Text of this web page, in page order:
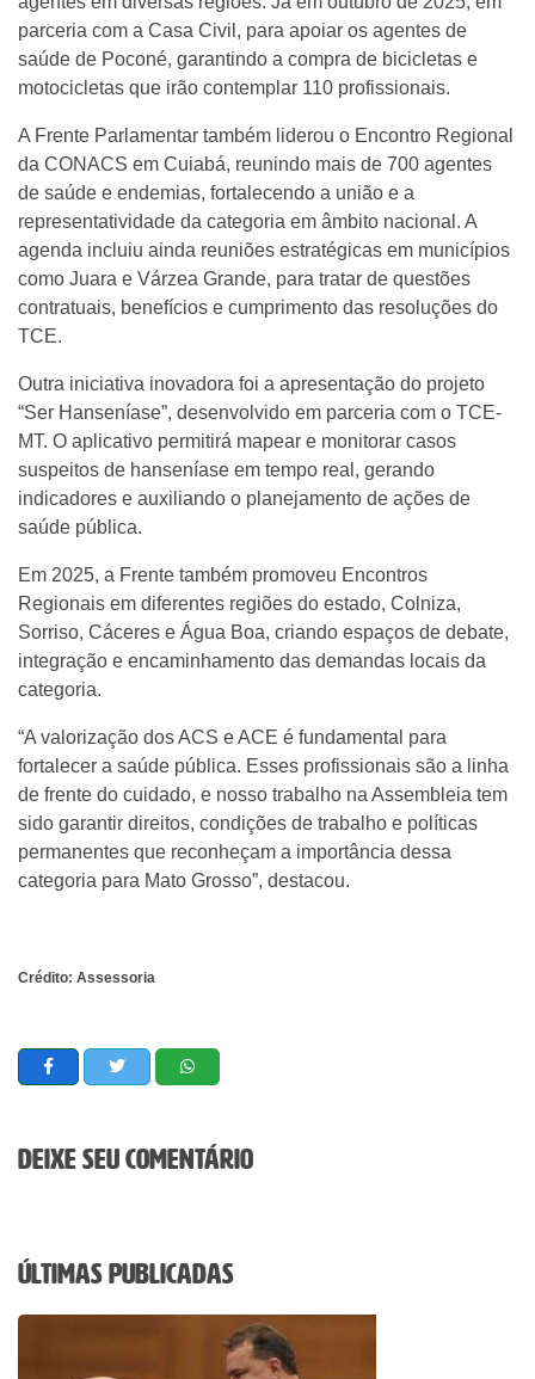
parceria com a Casa Civil, para apoiar os agentes de
saúde de Poconé, garantindo a compra de bicicletas e
motocicletas que irão contemplar 110 profissionais.
A Frente Parlamentar também liderou o Encontro Regional
da CONACS em Cuiabá, reunindo mais de 700 agentes
de saúde e endemias, fortalecendo a união e a
representatividade da categoria em âmbito nacional. A
agenda incluiu ainda reuniões estratégicas em municípios
como Juara e Várzea Grande, para tratar de questões
contratuais, benefícios e cumprimento das resoluções do
TCE.
Outra iniciativa inovadora foi a apresentação do projeto
“Ser Hanseníase”, desenvolvido em parceria com o TCE-
MT. O aplicativo permitirá mapear e monitorar casos
suspeitos de hanseníase em tempo real, gerando
indicadores e auxiliando o planejamento de ações de
saúde pública.
Em 2025, a Frente também promoveu Encontros
Regionais em diferentes regiões do estado, Colniza,
Sorriso, Cáceres e Água Boa, criando espaços de debate,
integração e encaminhamento das demandas locais da
categoria.
“A valorização dos ACS e ACE é fundamental para
fortalecer a saúde pública. Esses profissionais são a linha
de frente do cuidado, e nosso trabalho na Assembleia tem
sido garantir direitos, condições de trabalho e políticas
permanentes que reconheçam a importância dessa
categoria para Mato Grosso”, destacou.
Crédito: Assessoria
Deixe seu comentário
Últimas Publicadas